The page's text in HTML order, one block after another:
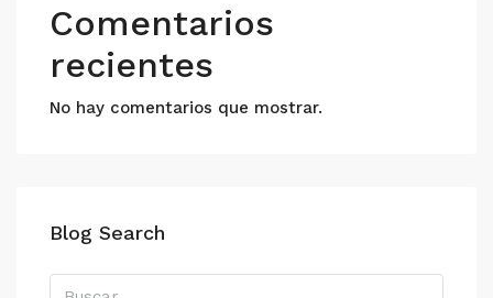
Comentarios
recientes
No hay comentarios que mostrar.
Blog Search